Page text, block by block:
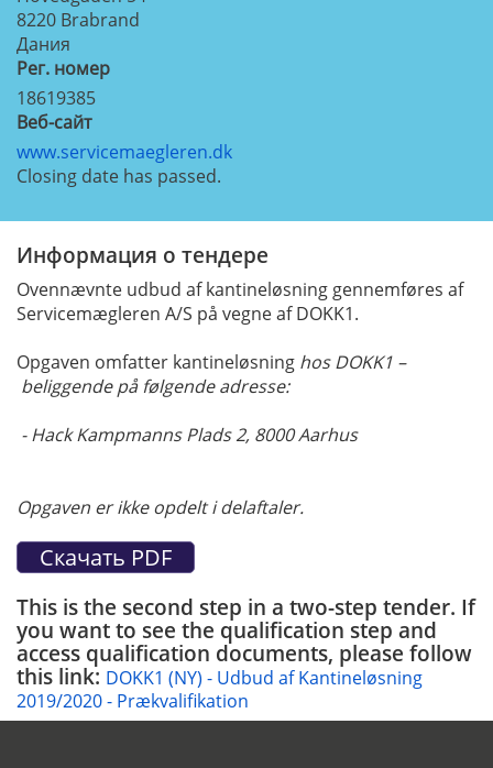
8220 Brabrand
Дания
Рег. номер
18619385
Веб-сайт
www.servicemaegleren.dk
Closing date has passed.
Информация о тендере
Ovennævnte udbud af kantineløsning gennemføres af
Servicemægleren A/S på vegne af DOKK1.
Opgaven omfatter kantineløsning hos DOKK1 –
beliggende på følgende adresse:
- Hack Kampmanns Plads 2, 8000 Aarhus
Opgaven er ikke opdelt i delaftaler.
This is the second step in a two-step tender. If
you want to see the qualification step and
access qualification documents, please follow
this link: DOKK1 (NY) - Udbud af Kantineløsning
2019/2020 - Prækvalifikation